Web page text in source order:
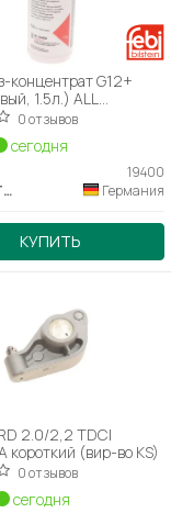
концентрат G12+
1.5л.) ALL
0 отзывов
сегодня
19400
FEBI BILSTEIN
Германия
КУПИТЬ
2.0/2,2 TDCI
короткий (вир-во KS)
0 отзывов
сегодня